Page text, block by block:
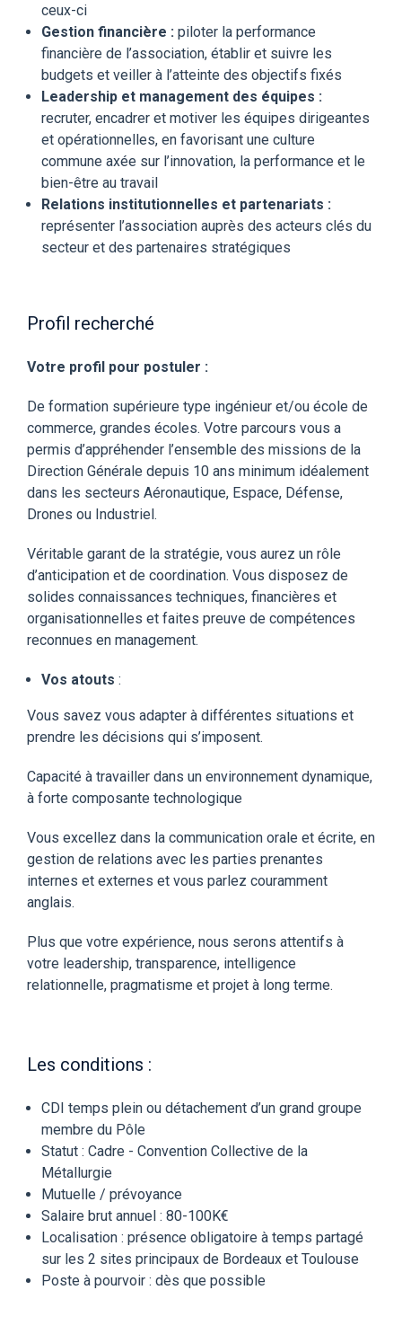
ceux-ci
Gestion financière : piloter la performance
financière de l’association, établir et suivre les
budgets et veiller à l’atteinte des objectifs fixés
Leadership et management des équipes :
recruter, encadrer et motiver les équipes dirigeantes
et opérationnelles, en favorisant une culture
commune axée sur l’innovation, la performance et le
bien-être au travail
Relations institutionnelles et partenariats :
représenter l’association auprès des acteurs clés du
secteur et des partenaires stratégiques
Profil recherché
Votre profil pour postuler :
De formation supérieure type ingénieur et/ou école de
commerce, grandes écoles. Votre parcours vous a
permis d’appréhender l’ensemble des missions de la
Direction Générale depuis 10 ans minimum idéalement
dans les secteurs Aéronautique, Espace, Défense,
Drones ou Industriel.
Véritable garant de la stratégie, vous aurez un rôle
d’anticipation et de coordination. Vous disposez de
solides connaissances techniques, financières et
organisationnelles et faites preuve de compétences
reconnues en management.
Vos atouts :
Vous savez vous adapter à différentes situations et
prendre les décisions qui s’imposent.
Capacité à travailler dans un environnement dynamique,
à forte composante technologique
Vous excellez dans la communication orale et écrite, en
gestion de relations avec les parties prenantes
internes et externes et vous parlez couramment
anglais.
Plus que votre expérience, nous serons attentifs à
votre leadership, transparence, intelligence
relationnelle, pragmatisme et projet à long terme.
Les conditions :
CDI temps plein ou détachement d’un grand groupe
membre du Pôle
Statut : Cadre - Convention Collective de la
Métallurgie
Mutuelle / prévoyance
Salaire brut annuel : 80-100K€
Localisation : présence obligatoire à temps partagé
sur les 2 sites principaux de Bordeaux et Toulouse
Poste à pourvoir : dès que possible